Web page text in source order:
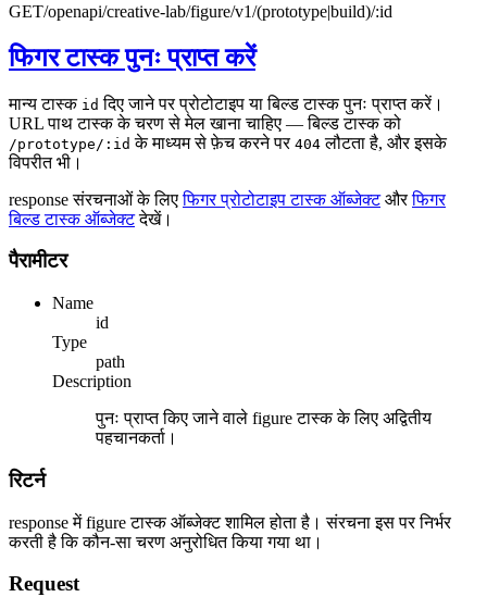
GET/openapi/creative-lab/figure/v1/(prototype|build)/:id
फिगर टास्क पुनः प्राप्त करें
मान्य टास्क id दिए जाने पर प्रोटोटाइप या बिल्ड टास्क पुनः प्राप्त करें।
URL पाथ टास्क के चरण से मेल खाना चाहिए — बिल्ड टास्क को
/prototype/:id के माध्यम से फ़ेच करने पर 404 लौटता है, और इसके
विपरीत भी।
response संरचनाओं के लिएफिगर प्रोटोटाइप टास्क ऑब्जेक्टऔरफिगर
बिल्ड टास्क ऑब्जेक्टदेखें।
पैरामीटर
Name
id
Type
path
Description
पुनः प्राप्त किए जाने वाले figure टास्क के लिए अद्वितीय
पहचानकर्ता।
रिटर्न
response में figure टास्क ऑब्जेक्ट शामिल होता है। संरचना इस पर निर्भर
करती है कि कौन-सा चरण अनुरोधित किया गया था।
Request